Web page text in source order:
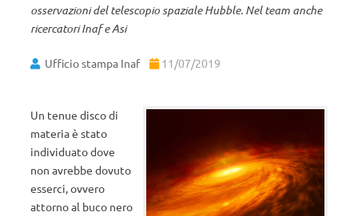
osservazioni del telescopio spaziale Hubble. Nel team anche
ricercatori Inaf e Asi
Ufficio stampa Inaf 11/07/2019
Un tenue disco di
materia è stato
individuato dove
non avrebbe dovuto
esserci, ovvero
attorno al buco nero